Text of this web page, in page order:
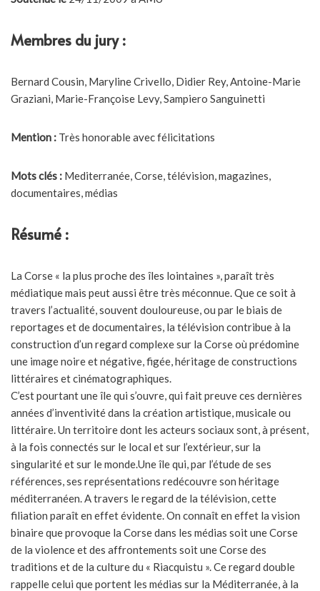
Membres du jury :
Bernard Cousin, Maryline Crivello, Didier Rey, Antoine-Marie
Graziani, Marie-Françoise Levy, Sampiero Sanguinetti
Mention : Très honorable avec félicitations
Mots clés : Mediterranée, Corse, télévision, magazines,
documentaires, médias
Résumé :
La Corse « la plus proche des îles lointaines », paraît très
médiatique mais peut aussi être très méconnue. Que ce soit à
travers l’actualité, souvent douloureuse, ou par le biais de
reportages et de documentaires, la télévision contribue à la
construction d’un regard complexe sur la Corse où prédomine
une image noire et négative, figée, héritage de constructions
littéraires et cinématographiques.
C’est pourtant une île qui s’ouvre, qui fait preuve ces dernières
années d’inventivité dans la création artistique, musicale ou
littéraire. Un territoire dont les acteurs sociaux sont, à présent,
à la fois connectés sur le local et sur l’extérieur, sur la
singularité et sur le monde.Une île qui, par l’étude de ses
références, ses représentations redécouvre son héritage
méditerranéen. A travers le regard de la télévision, cette
filiation paraît en effet évidente. On connaît en effet la vision
binaire que provoque la Corse dans les médias soit une Corse
de la violence et des affrontements soit une Corse des
traditions et de la culture du « Riacquistu ». Ce regard double
rappelle celui que portent les médias sur la Méditerranée, à la